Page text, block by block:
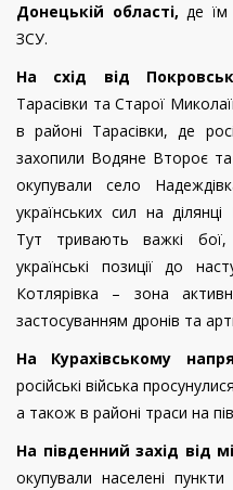
Донецькій області,де їм
ЗСУ.
На схід від
Тарасівки та Старої
в районі Тарасівки, де
захопили Водяне Второє та
окупували село
українських сил на ділянці
Тут тривають важкі
українські позиції до
Котлярівка – зона
застосуванням дронів та
На Курахівському
російські війська
а також в районі траси на
На південний захід від
окупували населені